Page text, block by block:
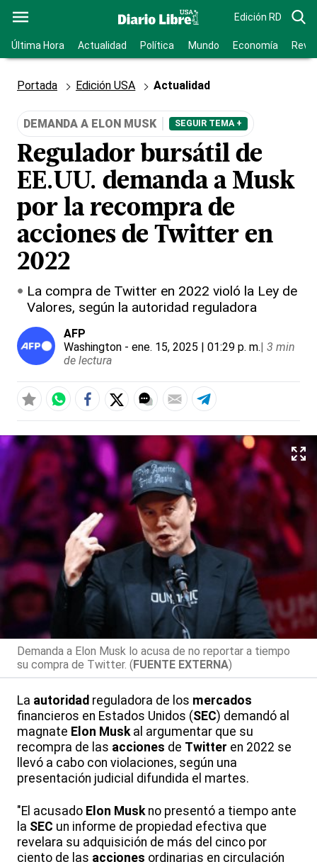
Edición RD
Última Hora Actualidad Política Mundo Economía
Portada Edición USA Actualidad
DEMANDA A ELON MUSK SEGUIR TEMA +
Regulador bursátil de
EE.UU. demanda a Musk
por la recompra de
acciones de Twitter en
2022
La compra de Twitter en 2022 violó la Ley de
Valores, según la autoridad reguladora
AFP
Washington - ene. 15, 2025 | 01:29 p. m.| 3 min
de lectura
Demanda a Elon Musk lo acusa de no reportar a tiempo
su compra de Twitter. (FUENTE EXTERNA)
La autoridad reguladora de los mercados
financieros en Estados Unidos (SEC) demandó al
magnate Elon Musk al argumentar que su
recompra de las acciones de Twitter en 2022 se
llevó a cabo con violaciones, según una
presentación judicial difundida el martes.
"El acusado Elon Muskno presentó a tiempo ante
la SEC un informe de propiedad efectiva que
revelara su adquisición de más del cinco por
ciento de las acciones ordinarias en circulación